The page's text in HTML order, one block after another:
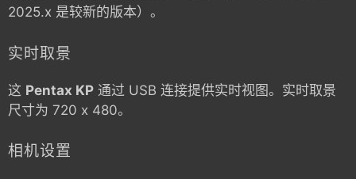
2025.x 是较新的版本）。
实时取景
这 Pentax KP 通过 USB 连接提供实时视图。实时取景
尺寸为 720 x 480。
相机设置